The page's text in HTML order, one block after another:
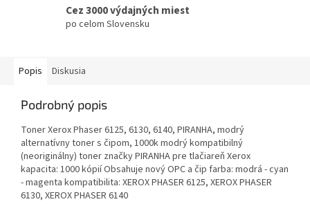
Cez 3000 výdajných miest
po celom Slovensku
Popis Diskusia
Podrobný popis
Toner Xerox Phaser 6125, 6130, 6140, PIRANHA, modrý
alternatívny toner s čipom, 1000k modrý kompatibilný
(neoriginálny) toner značky PIRANHA pre tlačiareň Xerox
kapacita: 1000 kópií Obsahuje nový OPC a čip farba: modrá - cyan
- magenta kompatibilita: XEROX PHASER 6125, XEROX PHASER
6130, XEROX PHASER 6140